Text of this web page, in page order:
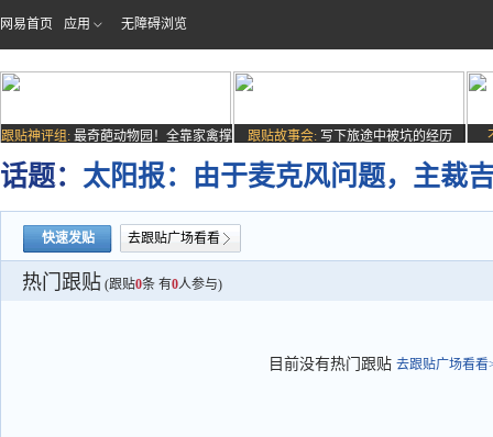
网易首页 应用 无障碍浏览
跟贴神评组: 最奇葩动物园！全靠家禽撑
场子
跟贴故事会: 写下旅途中被坑的经历
话题： 太阳报：由于麦克风问题，主裁
快速发贴 去跟贴广场看看
热门跟贴 (跟贴0条 有0人参与)
目前没有热门跟贴 去跟贴广场看看